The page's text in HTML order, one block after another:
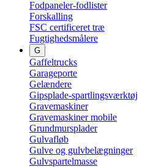
Fodpaneler-fodlister
Forskalling
FSC certificeret træ
Fugtighedsmålere
G
Gaffeltrucks
Garageporte
Gelændere
Gipsplade-spartlingsværktøj
Gravemaskiner
Gravemaskiner mobile
Grundmursplader
Gulvafløb
Gulve og gulvbelægninger
Gulvspartelmasse